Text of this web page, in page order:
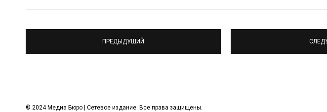
ПРЕДЫДУЩИЙ
© 2024 Медиа Бюро | Сетевое издание. Все права защищены.